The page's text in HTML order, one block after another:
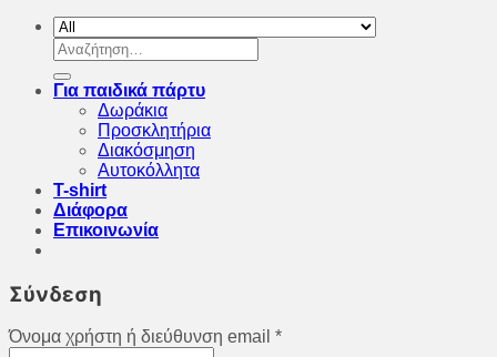
Αναζήτηση
για:
Για παιδικά πάρτυ
Δωράκια
Προσκλητήρια
Διακόσμηση
Αυτοκόλλητα
T-shirt
Διάφορα
Επικοινωνία
Σύνδεση
Όνομα χρήστη ή διεύθυνση email *